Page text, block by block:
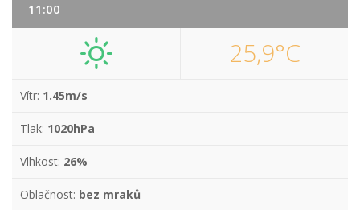
11:00
25,9°C
Vítr: 1.45m/s
Tlak: 1020hPa
Vlhkost: 26%
Oblačnost: bez mraků